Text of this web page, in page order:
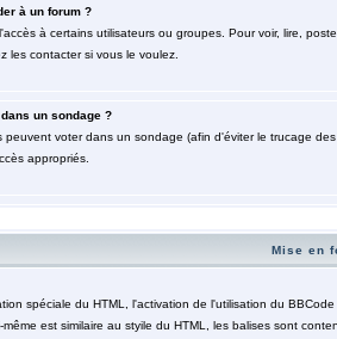
à un forum ?
à certains utilisateurs ou groupes. Pour voir, lire,
les contacter si vous le voulez.
un sondage ?
peuvent voter dans un sondage (afin d'éviter le trucage
appropriés.
Mise en
spéciale du HTML, l'activation de l'utilisation du
est similaire au styile du HTML, les balises sont